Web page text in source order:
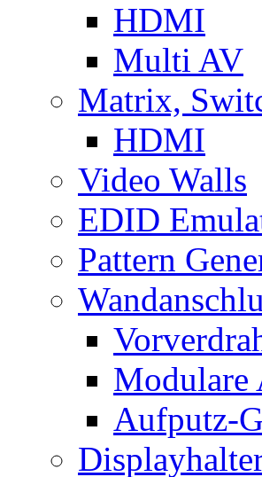
HDMI
Multi AV
Matrix,
HDMI
Video Walls
EDID
Pattern
Modulare
Aufputz-